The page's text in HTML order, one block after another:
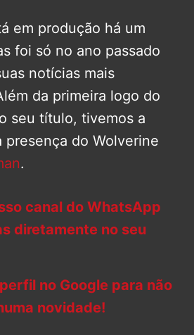
em produção há um
foi só no ano passado
notícias mais
da primeira logo do
seu título, tivemos a
presença do Wolverine
.
canal do WhatsApp
diretamente no seu
no Google para não
novidade!